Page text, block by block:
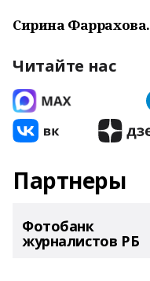
Сирина Фаррахова.
Читайте нас
Партнеры
Фотобанк
журналистов РБ